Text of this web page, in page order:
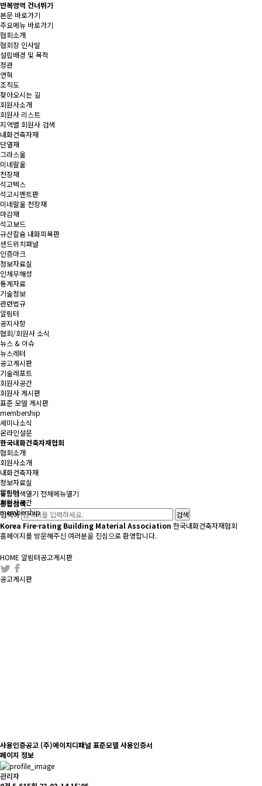
반복영역 건너뛰기
본문 바로가기
주요메뉴 바로가기
협회소개
협회장 인사말
설립배경 및 목적
정관
연혁
조직도
찾아오시는 길
회원사소개
회원사 리스트
지역별 회원사 검색
내화건축자재
단열재
그라스울
미네랄울
천장재
석고텍스
석고시멘트판
미네랄울 천장재
마감재
석고보드
규산칼슘 내화피복판
샌드위치패널
인증마크
정보자료실
인체무해성
통계자료
기술정보
관련법규
알림터
공지사항
협회/회원사 소식
뉴스 & 이슈
뉴스레터
공고게시판
기술레포트
회원사공간
회원사 게시판
표준 모델 게시판
membership
세미나소식
온라인설문
한국내화건축자재협회
협회소개
회원사소개
내화건축자재
정보자료실
알림터
회원사공간
membership
통합검색열기 전체메뉴열기
통합검색
검색어
Korea Fire-rating Building Material Association 한국내화건축자재협회
홈페이지를 방문해주신 여러분을 진심으로 환영합니다.
HOME 알림터공고게시판
공고게시판
사용인증공고 (주)에이치디패널 표준모델 사용인증서
페이지 정보
관리자